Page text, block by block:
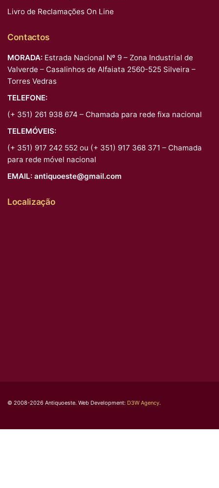
Livro de Reclamações On Line
Contactos
MORADA: Estrada Nacional Nº 9 – Zona Industrial de
Valverde – Casalinhos de Alfaiata 2560-525 Silveira –
Torres Vedras
TELEFONE:
(+ 351) 261 938 674 – Chamada para rede fixa nacional
TELEMÓVEIS:
(+ 351) 917 242 552 ou (+ 351) 917 368 371 – Chamada
para rede móvel nacional
EMAIL: antiquoeste@gmail.com
Localização
© 2008-2026 Antiquoeste. Web Development: D3W Agency.